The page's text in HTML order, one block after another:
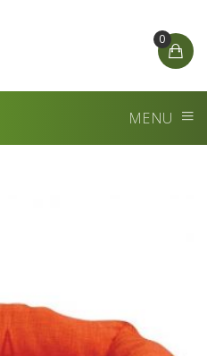
0
MENU